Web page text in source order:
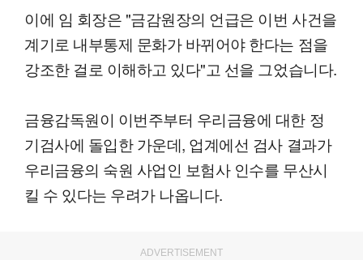
이에 임 회장은 "금감원장의 언급은 이번 사건을
계기로 내부통제 문화가 바뀌어야 한다는 점을
강조한 걸로 이해하고 있다"고 선을 그었습니다.
금융감독원이 이번주부터 우리금융에 대한 정
기검사에 돌입한 가운데, 업계에선 검사 결과가
우리금융의 숙원 사업인 보험사 인수를 무산시
킬 수 있다는 우려가 나옵니다.
ADVERTISEMENT